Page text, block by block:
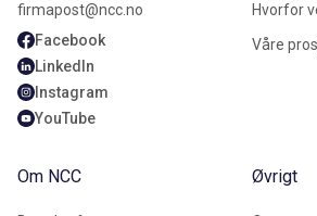
firmapost@ncc.no
Facebook
LinkedIn
Instagram
YouTube
Hvorfor
Våre
Om NCC Øvrigt